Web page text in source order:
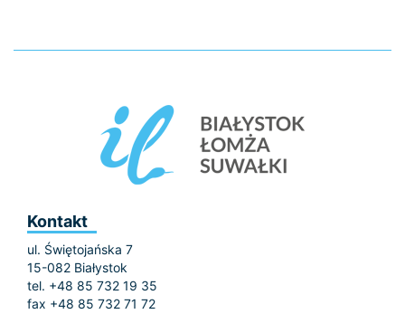
Kontakt
ul. Świętojańska 7
15-082 Białystok
tel. +48 85 732 19 35
fax +48 85 732 71 72